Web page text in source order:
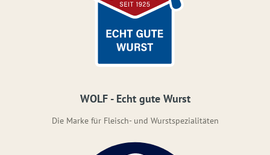
WOLF - Echt gute Wurst
Die Marke für Fleisch- und Wurstspezialitäten